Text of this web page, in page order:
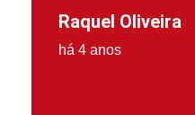
Raquel Oliveira
há 4 anos